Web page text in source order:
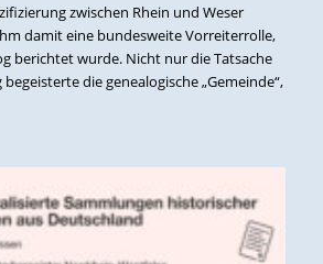
zwischen Rhein und Weser
damit eine bundesweite Vorreiterrolle,
berichtet wurde. Nicht nur die Tatsache
die genealogische „Gemeinde“,